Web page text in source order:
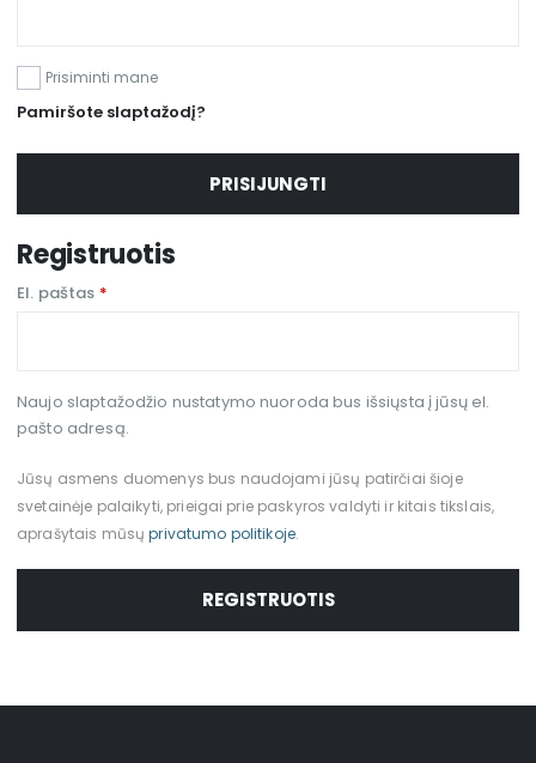
Alternative:
Prisiminti mane
Pamiršote slaptažodį?
PRISIJUNGTI
Registruotis
El. paštas *
Naujo slaptažodžio nustatymo nuoroda bus išsiųsta į jūsų el.
pašto adresą.
Jūsų asmens duomenys bus naudojami jūsų patirčiai šioje
svetainėje palaikyti, prieigai prie paskyros valdyti ir kitais tikslais,
aprašytais mūsųprivatumo politikoje.
REGISTRUOTIS